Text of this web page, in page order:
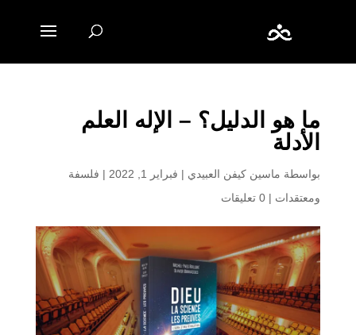
ما هو الدليل؟ – الإله العلم
الأدلة
بواسطة ماسين كيفن العبيدي | فبراير 1, 2022 | فلسفة
ومعتقدات | 0 تعليقات